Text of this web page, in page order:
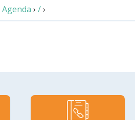
Agenda › /›